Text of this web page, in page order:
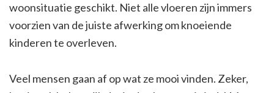
woonsituatie geschikt. Niet alle vloeren zijn immers
voorzien van de juiste afwerking om knoeiende
kinderen te overleven.
Veel mensen gaan af op wat ze mooi vinden. Zeker,